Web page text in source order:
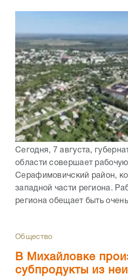
Сегодня, 7 августа,
области совершает
Серафимовичский район,
западной части региона.
региона обещает быть
Общество
В Михайловке
субпродукты из